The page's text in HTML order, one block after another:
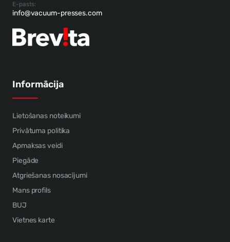
E-pasts:
info@vacuum-presses.com
Informācija
Lietošanas noteikumi
Privātuma politika
Apmaksas veidi
Piegāde
Atgriešanas nosacījumi
Mans profils
BUJ
Vietnes karte